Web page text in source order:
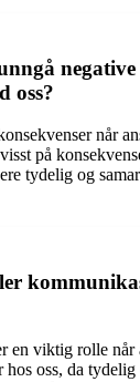
negative
oss?
når
på
tydelig og
en viktig rolle når
hos oss, da